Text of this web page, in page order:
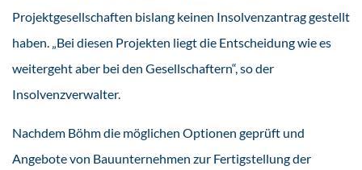
Projektgesellschaften bislang keinen Insolvenzantrag gestellt
haben. „Bei diesen Projekten liegt die Entscheidung wie es
weitergeht aber bei den Gesellschaftern“, so der
Insolvenzverwalter.
Nachdem Böhm die möglichen Optionen geprüft und
Angebote von Bauunternehmen zur Fertigstellung der